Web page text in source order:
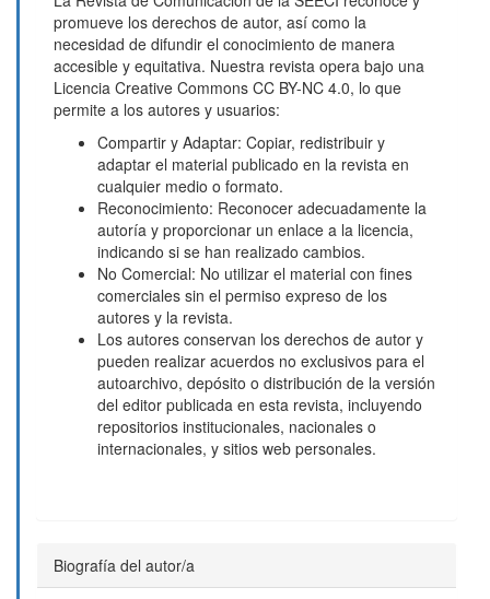
promueve los derechos de autor, así como la
necesidad de difundir el conocimiento de manera
accesible y equitativa. Nuestra revista opera bajo una
Licencia Creative Commons CC BY-NC 4.0, lo que
permite a los autores y usuarios:
Compartir y Adaptar: Copiar, redistribuir y
adaptar el material publicado en la revista en
cualquier medio o formato.
Reconocimiento: Reconocer adecuadamente la
autoría y proporcionar un enlace a la licencia,
indicando si se han realizado cambios.
No Comercial: No utilizar el material con fines
comerciales sin el permiso expreso de los
autores y la revista.
Los autores conservan los derechos de autor y
pueden realizar acuerdos no exclusivos para el
autoarchivo, depósito o distribución de la versión
del editor publicada en esta revista, incluyendo
repositorios institucionales, nacionales o
internacionales, y sitios web personales.
Biografía del autor/a